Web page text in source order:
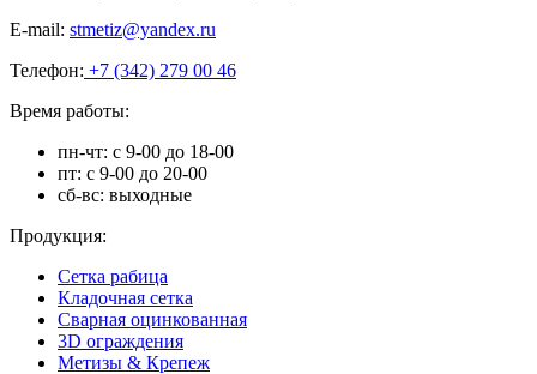
E-mail: stmetiz@yandex.ru
Телефон: +7 (342) 279 00 46
Время работы:
пн-чт: с 9-00 до 18-00
пт: с 9-00 до 20-00
сб-вс: выходные
Продукция:
Сетка рабица
Кладочная сетка
Сварная оцинкованная
3D ограждения
Метизы & Крепеж